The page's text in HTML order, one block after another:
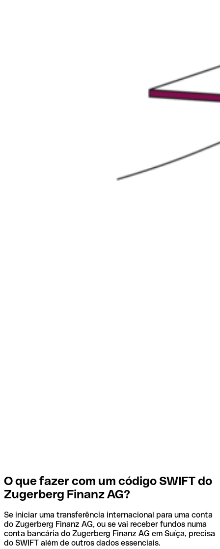
O que fazer com um código SWIFT do
Zugerberg Finanz AG?
Se iniciar uma transferência internacional para uma conta
do Zugerberg Finanz AG, ou se vai receber fundos numa
conta bancária do Zugerberg Finanz AG em Suíça, precisa
do SWIFT além de outros dados essenciais.